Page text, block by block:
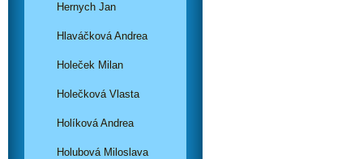
Hernych Jan
Hlaváčková Andrea
Holeček Milan
Holečková Vlasta
Holíková Andrea
Holubová Miloslava